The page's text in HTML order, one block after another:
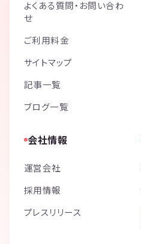
よくある質問・お問い合わ
せ
ご利用料金
サイトマップ
記事一覧
ブログ一覧
会社情報
運営会社
採用情報
プレスリリース